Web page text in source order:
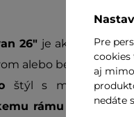
26" je ako stvorený
alebo bezstarostnú
štýl s moderným
rámu môžete
Pre
cookies
aj
nedáte